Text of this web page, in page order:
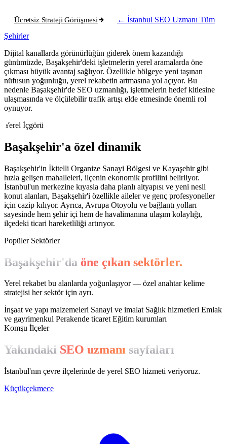
Ücretsiz Strateji Görüşmesi ← İstanbul SEO Uzmanı Tüm
Şehirler
Dijital kanallarda görünürlüğün giderek önem kazandığı
günümüzde, Başakşehir'deki işletmelerin yerel aramalarda öne
çıkması büyük avantaj sağlıyor. Özellikle bölgeye yeni taşınan
nüfusun yoğunluğu, yerel rekabetin artmasına yol açıyor. Bu
nedenle Başakşehir'de SEO uzmanlığı, işletmelerin hedef kitlesine
ulaşmasında ve ölçülebilir trafik artışı elde etmesinde önemli rol
oynuyor.
Yerel İçgörü
Başakşehir'a özel dinamik
Başakşehir'in İkitelli Organize Sanayi Bölgesi ve Kayaşehir gibi
hızla gelişen mahalleleri, ilçenin ekonomik profilini belirliyor.
İstanbul'un merkezine kıyasla daha planlı altyapısı ve yeni nesil
konut alanları, Başakşehir'i özellikle aileler ve genç profesyoneller
için cazip kılıyor. Ayrıca, Avrupa Otoyolu ve bağlantı yolları
sayesinde hem şehir içi hem de havalimanına ulaşım kolaylığı,
ilçedeki ticari hareketliliği artırıyor.
Popüler Sektörler
Başakşehir'da öne çıkan sektörler.
Yerel rekabet bu alanlarda yoğunlaşıyor — özel anahtar kelime
stratejisi her sektör için ayrı.
İnşaat ve yapı malzemeleri Sanayi ve imalat Sağlık hizmetleri Emlak
ve gayrimenkul Perakende ticaretEğitim kurumları
Komşu İlçeler
Yakındaki SEO uzmanı sayfaları
İstanbul'nın çevre ilçelerinde de yerel SEO hizmeti veriyoruz.
Küçükçekmece